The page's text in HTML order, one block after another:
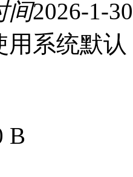
间2026-1-
用系统默认
B